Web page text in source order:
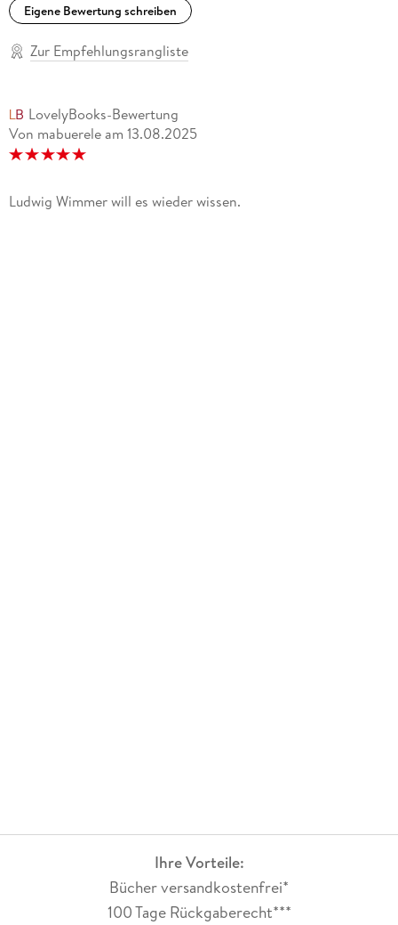
Eigene Bewertung schreiben
Zur Empfehlungsrangliste
LovelyBooks-Bewertung
Von mabuerele am 13.08.2025
Ludwig Wimmer will es wieder wissen.
Ihre Vorteile:
Bücher versandkostenfrei*
100 Tage Rückgaberecht***